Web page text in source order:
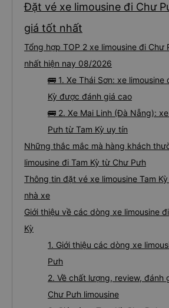
Đặt vé xe limousine đi Chư
giá tốt nhất
Tổng hợp TOP 2 xe limousine đi Chư
nhất hiện nay 08/2026
🚌 1. Xe Thái Sơn: xe
Kỳ được đánh giá cao
🚌 2. Xe Mai Linh (Đà Nẵng):
Pưh từ Tam Kỳ uy tín
Những thắc mắc mà hàng khách
limousine đi Tam Kỳ từ Chư Pưh
Thông tin đặt vé xe limousine Tam
nhà xe
Giới thiệu về các dòng xe limousine
Kỳ
1. Giới thiệu các dòng xe
Pưh
2. Về chất lượng, review, đánh
Chư Pưh limousine